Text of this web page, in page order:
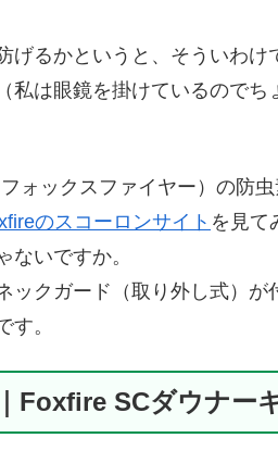
げるかというと、そういわ
私は眼鏡を掛けているので
ォックスファイヤー）の防
のスコーロンサイト を見て
ないですか。
ックガード（取り外し式）
す。
Foxfire SCダウナー